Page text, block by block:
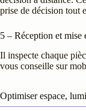
prise de décision tout
5 – Réception et mise
Il inspecte chaque
vous conseille sur
Optimiser espace,